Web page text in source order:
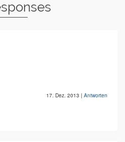
17. Dez. 2013 | Antworten